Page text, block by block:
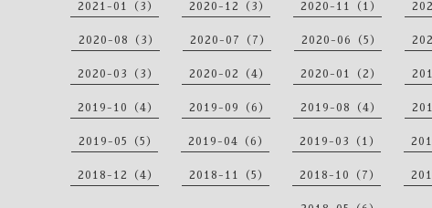
2021-01（3） 2020-12（3） 2020-11（1）
2020-08（3） 2020-07（7） 2020-06（5）
2020-03（3） 2020-02（4） 2020-01（2）
2019-10（4） 2019-09（6） 2019-08（4）
2019-05（5） 2019-04（6） 2019-03（1）
2018-12（4） 2018-11（5） 2018-10（7）